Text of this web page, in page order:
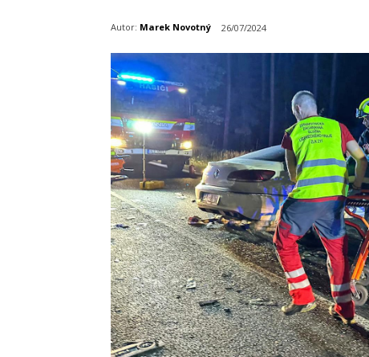
Autor: Marek Novotný 26/07/2024